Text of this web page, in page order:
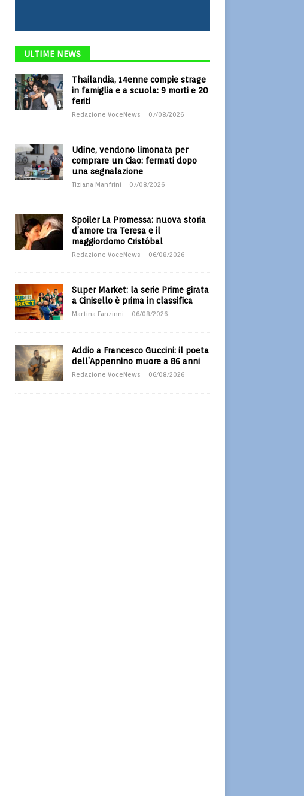
ULTIME NEWS
Thailandia, 14enne compie strage
in famiglia e a scuola: 9 morti e 20
feriti
Redazione VoceNews 07/08/2026
Udine, vendono limonata per
comprare un Ciao: fermati dopo
una segnalazione
Tiziana Manfrini 07/08/2026
Spoiler La Promessa: nuova storia
d’amore tra Teresa e il
maggiordomo Cristóbal
Redazione VoceNews 06/08/2026
Super Market: la serie Prime girata
a Cinisello è prima in classifica
Martina Fanzinni 06/08/2026
Addio a Francesco Guccini: il poeta
dell’Appennino muore a 86 anni
Redazione VoceNews 06/08/2026